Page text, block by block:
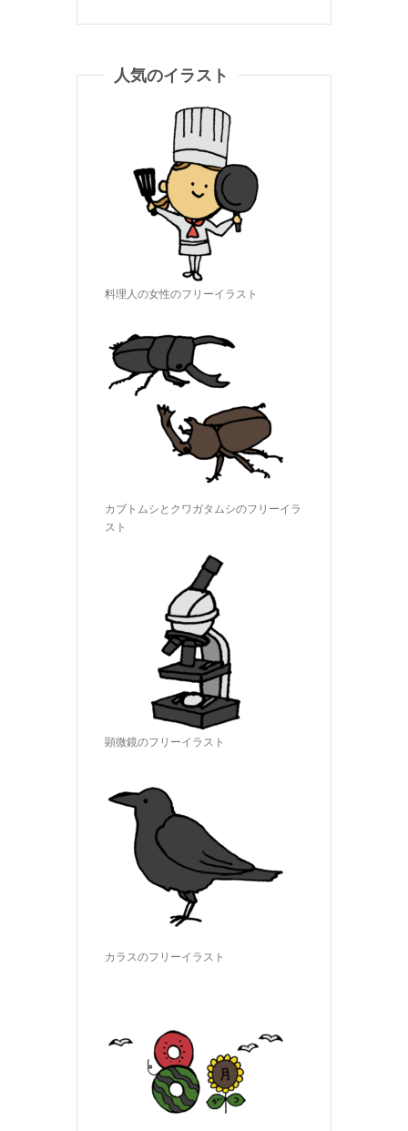
人気のイラスト
料理人の女性のフリーイラスト
カブトムシとクワガタムシのフリーイラ
スト
顕微鏡のフリーイラスト
カラスのフリーイラスト